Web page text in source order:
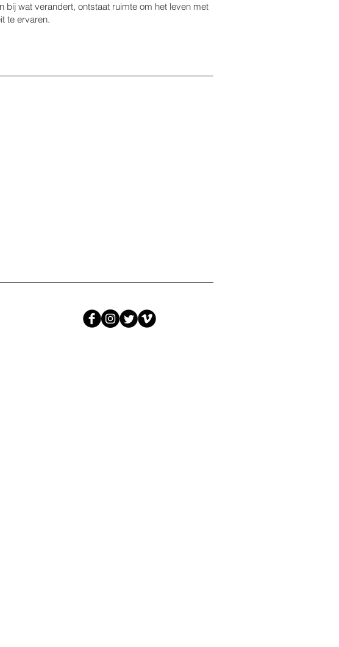
bij wat verandert, ontstaat ruimte om het leven met
te ervaren.